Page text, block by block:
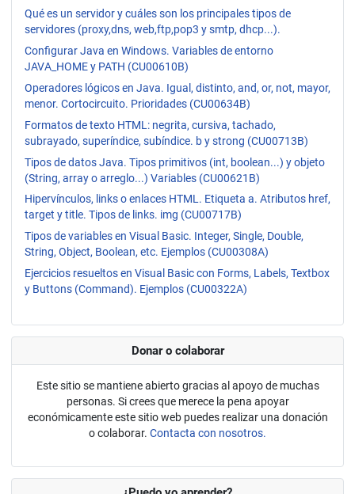
Qué es un servidor y cuáles son los principales tipos de
servidores (proxy,dns, web,ftp,pop3 y smtp, dhcp...).
Configurar Java en Windows. Variables de entorno
JAVA_HOME y PATH (CU00610B)
Operadores lógicos en Java. Igual, distinto, and, or, not, mayor,
menor. Cortocircuito. Prioridades (CU00634B)
Formatos de texto HTML: negrita, cursiva, tachado,
subrayado, superíndice, subíndice. b y strong (CU00713B)
Tipos de datos Java. Tipos primitivos (int, boolean...) y objeto
(String, array o arreglo...) Variables (CU00621B)
Hipervínculos, links o enlaces HTML. Etiqueta a. Atributos href,
target y title. Tipos de links. img (CU00717B)
Tipos de variables en Visual Basic. Integer, Single, Double,
String, Object, Boolean, etc. Ejemplos (CU00308A)
Ejercicios resueltos en Visual Basic con Forms, Labels, Textbox
y Buttons (Command). Ejemplos (CU00322A)
Donar o colaborar
Este sitio se mantiene abierto gracias al apoyo de muchas
personas. Si crees que merece la pena apoyar
económicamente este sitio web puedes realizar una donación
o colaborar. Contacta con nosotros.